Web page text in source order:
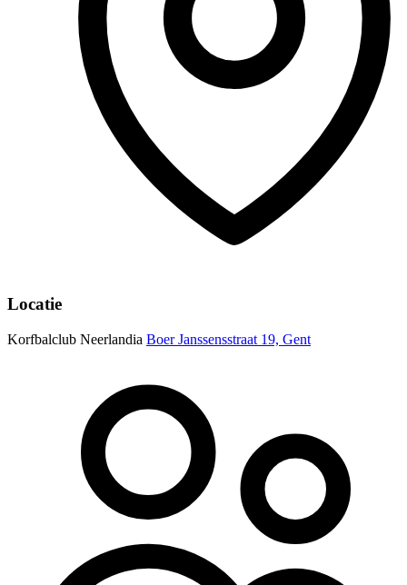
Locatie
Korfbalclub Neerlandia Boer Janssensstraat 19, Gent